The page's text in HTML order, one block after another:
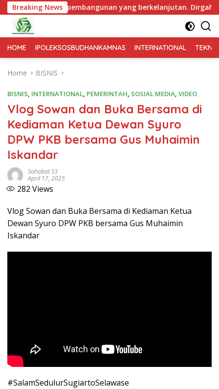
Breaking Newsyang berkelanjutan. Dirgahayu Kabupaten Pati
HOME IPOLEKSOSBUDHANKAMNAS INTERNATIONAL
Home BISNIS
BISNIS, INTERNATIONAL, PEMERINTAH, SOSIAL MEDIA, VIDEO
Vlog Sowan dan Buka Bersama di
Kediaman Ketua Dewan Syuro
DPW PKB bersama Gus Muhaimin
Iskandar
Sahabat S3
April 17, 2025
282 Views
Vlog Sowan dan Buka Bersama di Kediaman Ketua
Dewan Syuro DPW PKB bersama Gus Muhaimin
Iskandar
#SalamSedulurSugiartoSelawase